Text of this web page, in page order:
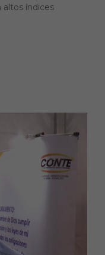
altos índices